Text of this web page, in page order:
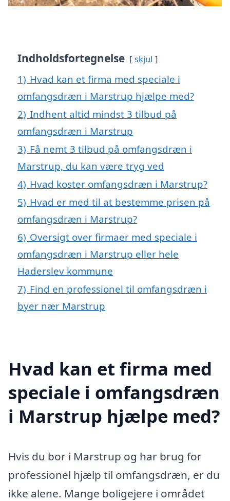
Indholdsfortegnelse skjul
1) Hvad kan et firma med speciale i
omfangsdræn i Marstrup hjælpe med?
2) Indhent altid mindst 3 tilbud på
omfangsdræn i Marstrup
3) Få nemt 3 tilbud på omfangsdræn i
Marstrup, du kan være tryg ved
4) Hvad koster omfangsdræn i Marstrup?
5) Hvad er med til at bestemme prisen på
omfangsdræn i Marstrup?
6) Oversigt over firmaer med speciale i
omfangsdræn i Marstrup eller hele
Haderslev kommune
7) Find en professionel til omfangsdræn i
byer nær Marstrup
Hvad kan et firma med
speciale i omfangsdræn
i Marstrup hjælpe med?
Hvis du bor i Marstrup og har brug for
professionel hjælp til omfangsdræn, er du
ikke alene. Mange boligejere i området